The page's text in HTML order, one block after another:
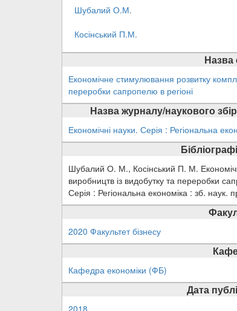
Шубалий О.М.
Косінський П.М.
Назва
Економічне стимулювання розвитку
переробки сапропелю в регіоні
Назва журналу/наукового
Економічні науки. Серія : Регіональна
Шубалий О. М., Косінський П. М.
виробництв із видобутку та переробки
Серія : Регіональна економіка : зб.
2020 Факультет бізнесу
Кафедра економіки (ФБ)
Дата
2018